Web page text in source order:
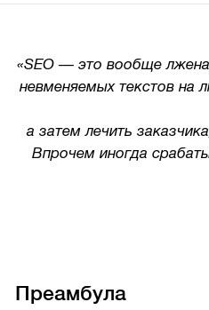
«SEO — это вообще
невменяемых текстов на
а затем лечить
Впрочем иногда
Преамбула